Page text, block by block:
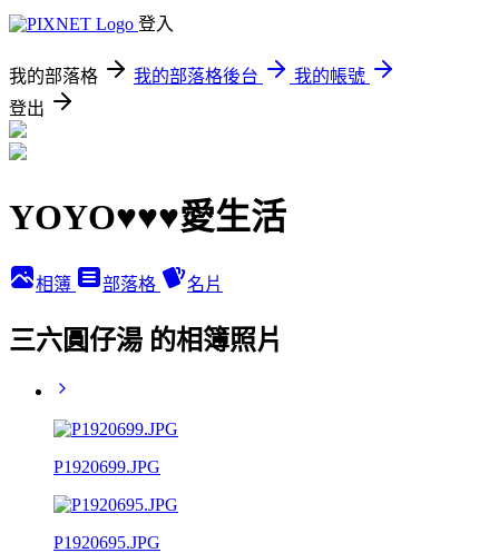
登入
我的部落格 我的部落格後台
我的帳號
登出
YOYO♥♥♥愛生活
相簿 部落格 名片
三六圓仔湯 的相簿照片
P1920699.JPG
P1920695.JPG